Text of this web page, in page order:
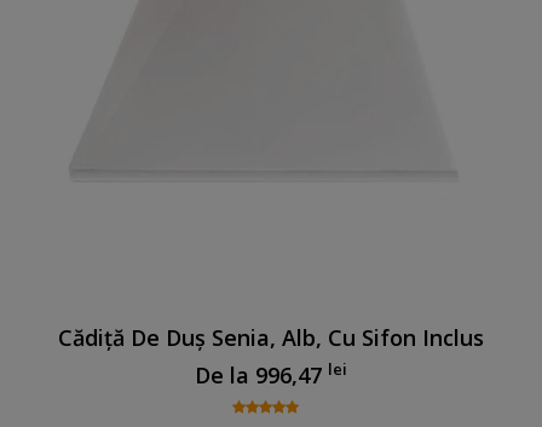
Cădiță De Duș Senia, Alb, Cu Sifon Inclus
De la 996,47 lei